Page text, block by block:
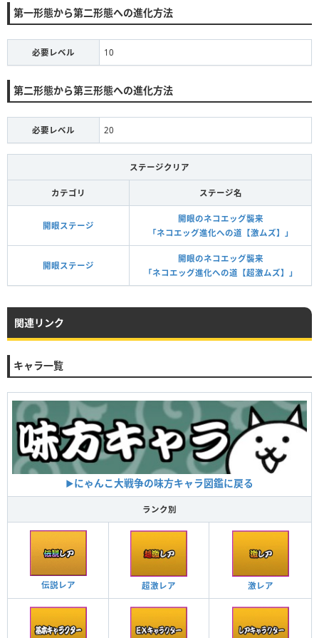
第一形態から第二形態への進化方法
必要レベル 10
第二形態から第三形態への進化方法
必要レベル 20
ステージクリア
カテゴリ ステージ名
開眼ステージ
開眼のネコエッグ襲来
「ネコエッグ進化への道【激ムズ】」
開眼ステージ
開眼のネコエッグ襲来
「ネコエッグ進化への道【超激ムズ】」
関連リンク
キャラ一覧
▶︎にゃんこ大戦争の味方キャラ図鑑に戻る
ランク別
伝説レア 超激レア 激レア